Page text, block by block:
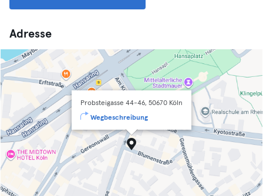
Adresse
Probsteigasse 44-46, 50670 Köln
Wegbeschreibung